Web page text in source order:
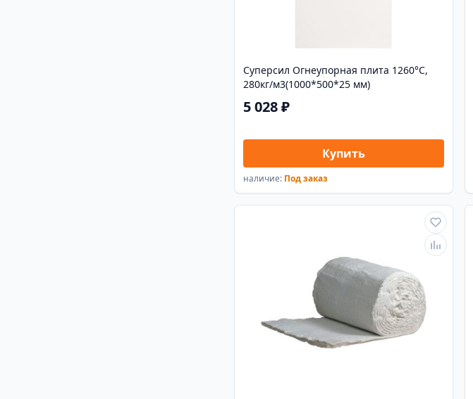
Суперсил Огнеупорная плита 1260°С,
280кг/м3(1000*500*25 мм)
5 028 ₽
Купить
наличие: Под заказ